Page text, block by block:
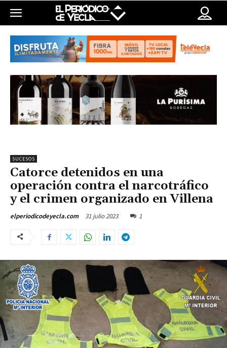
SUCESOS
Catorce detenidos en una
operación contra el narcotráfico
y el crimen organizado en Villena
elperiodicodeyecla.com 31 julio 2023 1